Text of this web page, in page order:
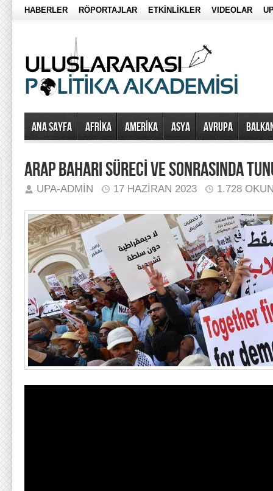
HABERLER RÖPORTAJLAR ETKİNLİKLER VIDEOLAR
Ana Sayfa AFRİKA AMERİKA ASYA AVRUPA
ARAP BAHARI SÜRECİ VE SONRASINDA
UPA-ADMIN 17 HAZIRAN 2023 1.728